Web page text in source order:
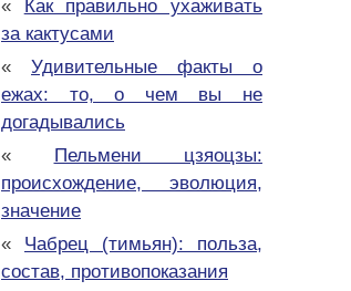
«
Как правильно ухаживать
за кактусами
« Удивительные факты о
ежах: то, о чем вы не
догадывались
«
Пельмени цзяоцзы:
происхождение, эволюция,
значение
« Чабрец (тимьян): польза,
состав, противопоказания